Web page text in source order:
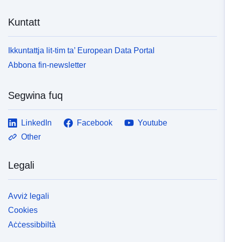
għall-adattament għad-dritt Komunitarju fil-qasam tal-
ambjent u t-testi ta’ implimentazzjoni (id-Digriet Nru
2006–361 tal-24 ta’ Marzu 2006, id-Digriet tal-4 ta’ April
mapep tal-ħsejjes u pjanijiet għall-prevenzjoni tal-ħsejjes
Kuntatt
Ikkuntattja lit-tim ta’ European Data Portal
Abbona fin-newsletter
Segwina fuq
LinkedIn Facebook
Youtube
Other
Legali
Avviż legali
Cookies
Aċċessibbiltà